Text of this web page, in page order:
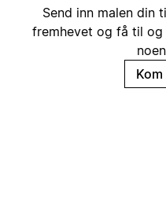
Send inn malen din
fremhevet og få til